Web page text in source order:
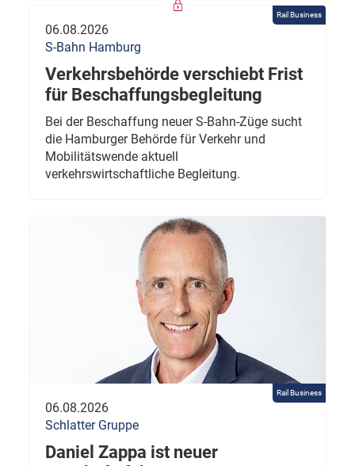
Rail Business
06.08.2026
S-Bahn Hamburg
Verkehrsbehörde verschiebt Frist
für Beschaffungsbegleitung
Bei der Beschaffung neuer S-Bahn-Züge sucht
die Hamburger Behörde für Verkehr und
Mobilitätswende aktuell
verkehrswirtschaftliche Begleitung.
Rail Business
06.08.2026
Schlatter Gruppe
Daniel Zappa ist neuer